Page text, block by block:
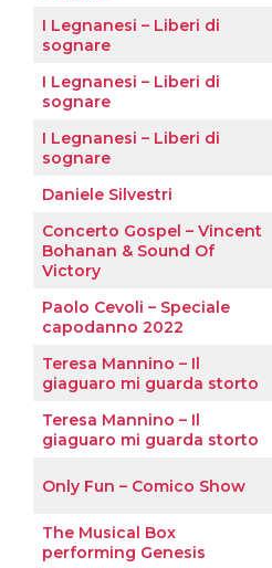
I Legnanesi – Liberi di
sognare
I Legnanesi – Liberi di
sognare
I Legnanesi – Liberi di
sognare
Daniele Silvestri
Concerto Gospel – Vincent
Bohanan & Sound Of
Victory
Paolo Cevoli – Speciale
capodanno 2022
Teresa Mannino – Il
giaguaro mi guarda storto
Teresa Mannino – Il
giaguaro mi guarda storto
Only Fun – Comico Show
The Musical Box
performing Genesis